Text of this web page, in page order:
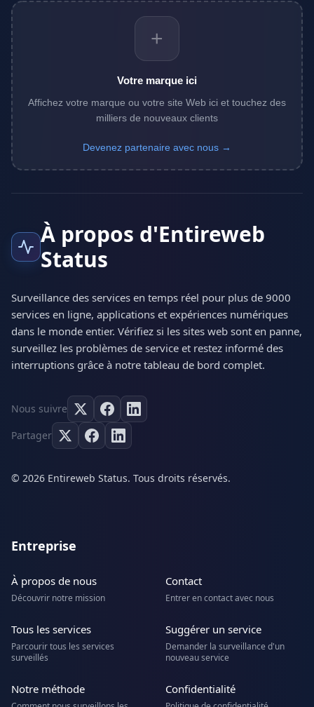
+
Votre marque ici
Affichez votre marque ou votre site Web ici et touchez des
milliers de nouveaux clients
Devenez partenaire avec nous →
À propos d'Entireweb
Status
Surveillance des services en temps réel pour plus de 9000
services en ligne, applications et expériences numériques
dans le monde entier. Vérifiez si les sites web sont en panne,
surveillez les problèmes de service et restez informé des
interruptions grâce à notre tableau de bord complet.
Nous suivre
Partager
© 2026 Entireweb Status. Tous droits réservés.
Entreprise
À propos de nous
Découvrir notre mission
Contact
Entrer en contact avec nous
Tous les services
Parcourir tous les services
surveillés
Suggérer un service
Demander la surveillance d'un
nouveau service
Notre méthode Confidentialité